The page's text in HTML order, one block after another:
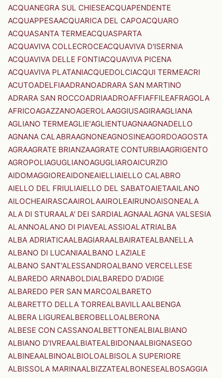
ACQUANEGRA SUL CHIESEACQUAPENDENTE
ACQUAPPESAACQUARICA DEL CAPOACQUARO
ACQUASANTA TERMEACQUASPARTA
ACQUAVIVA COLLECROCEACQUAVIVA D'ISERNIA
ACQUAVIVA DELLE FONTIACQUAVIVA PICENA
ACQUAVIVA PLATANIACQUEDOLCIACQUI TERMEACRI
ACUTOADELFIAADRANOADRARA SAN MARTINO
ADRARA SAN ROCCOADRIAADROAFFIAFFILEAFRAGOLA
AFRICOAGAZZANOAGEROLAAGGIUSAGIRAAGLIANA
AGLIANO TERMEAGLIE'AGLIENTUAGNAAGNADELLO
AGNANA CALABRAAGNONEAGNOSINEAGORDOAGOSTA
AGRAAGRATE BRIANZAAGRATE CONTURBIAAGRIGENTO
AGROPOLIAGUGLIANOAGUGLIAROAICURZIO
AIDOMAGGIOREAIDONEAIELLIAIELLO CALABRO
AIELLO DEL FRIULIAIELLO DEL SABATOAIETAAILANO
AILOCHEAIRASCAAIROLAAIROLEAIRUNOAISONEALA
ALA DI STURAALA' DEI SARDIALAGNAALAGNA VALSESIA
ALANNOALANO DI PIAVEALASSIOALATRIALBA
ALBA ADRIATICAALBAGIARAALBAIRATEALBANELLA
ALBANO DI LUCANIAALBANO LAZIALE
ALBANO SANT'ALESSANDROALBANO VERCELLESE
ALBAREDO ARNABOLDIALBAREDO D'ADIGE
ALBAREDO PER SAN MARCOALBARETO
ALBARETTO DELLA TORREALBAVILLAALBENGA
ALBERA LIGUREALBEROBELLOALBERONA
ALBESE CON CASSANOALBETTONEALBIALBIANO
ALBIANO D'IVREAALBIATEALBIDONAALBIGNASEGO
ALBINEAALBINOALBIOLOALBISOLA SUPERIORE
ALBISSOLA MARINAALBIZZATEALBONESEALBOSAGGIA